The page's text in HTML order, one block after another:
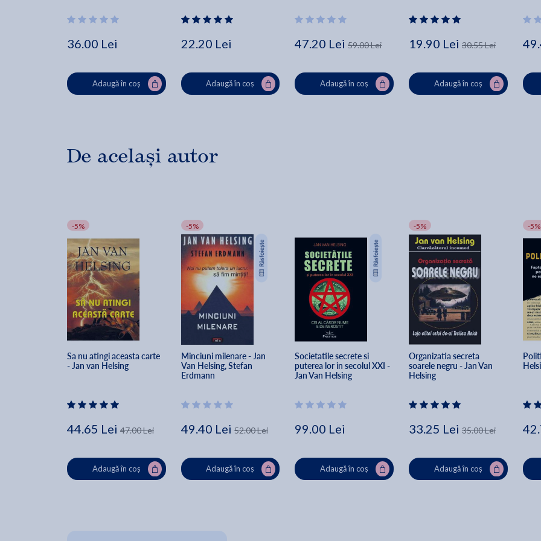
36.00 Lei
Adaugă în coș
22.20 Lei
Adaugă în coș
47.20 Lei 59.00 Lei
Adaugă în coș
19.90 Lei 30.55 Lei
Adaugă în coș
De același autor
-5%
Sa nu atingi aceasta carte
- Jan van Helsing
44.65 Lei 47.00 Lei
Adaugă în coș
-5%
Minciuni milenare - Jan
Van Helsing, Stefan
Erdmann
49.40 Lei 52.00 Lei
Adaugă în coș
Societatile secrete si
puterea lor in secolul XXI -
Jan Van Helsing
99.00 Lei
Adaugă în coș
-5%
Organizatia secreta
soarele negru - Jan Van
Helsing
33.25 Lei 35.00 Lei
Adaugă în coș
-5%